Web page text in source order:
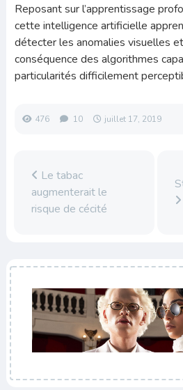
Reposant sur l’apprentissage
cette intelligence artificielle
détecter les anomalies visuelles
conséquence des algorithmes
particularités difficilement
476 10 juillet 17, 2019
Le tabac
augmenterait le
risque de cécité